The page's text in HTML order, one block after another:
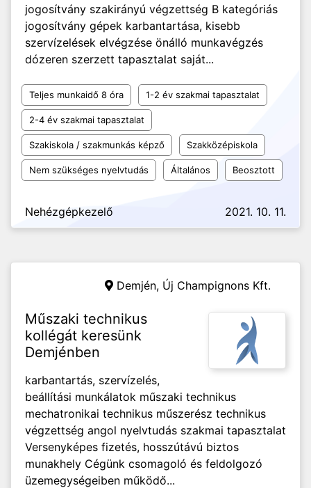
jogosítvány szakirányú végzettség B kategóriás
jogosítvány gépek karbantartása, kisebb
szervízelések elvégzése önálló munkavégzés
dózeren szerzett tapasztalat saját...
Teljes munkaidő 8 óra 1-2 év szakmai tapasztalat
2-4 év szakmai tapasztalat
Szakiskola / szakmunkás képző Szakközépiskola
Nem szükséges nyelvtudás Általános Beosztott
Nehézgépkezelő 2021. 10. 11.
Demjén, Új Champignons Kft.
Műszaki technikus
kollégát keresünk
Demjénben
karbantartás, szervízelés,
beállítási munkálatok műszaki technikus
mechatronikai technikus műszerész technikus
végzettség angol nyelvtudás szakmai tapasztalat
Versenyképes fizetés, hosszútávú biztos
munakhely Cégünk csomagoló és feldolgozó
üzemegységeiben működő...